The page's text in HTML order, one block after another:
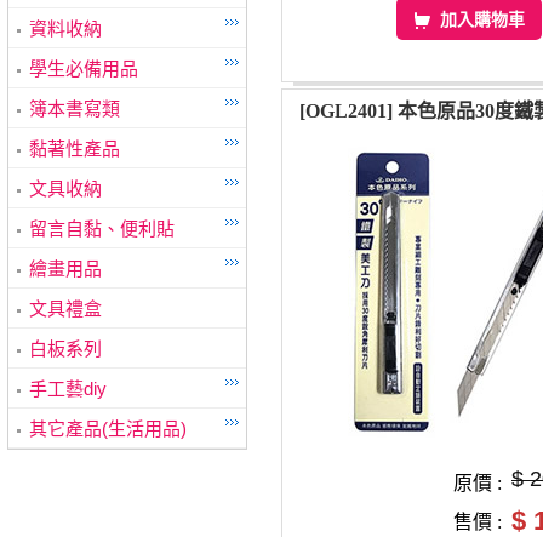
資料收納
學生必備用品
簿本書寫類
黏著性產品
文具收納
留言自黏、便利貼
繪畫用品
文具禮盒
白板系列
手工藝diy
其它產品(生活用品)
加入購物車
[OGL2401] 本色原品30度鐵
原價 : $
售價 : $